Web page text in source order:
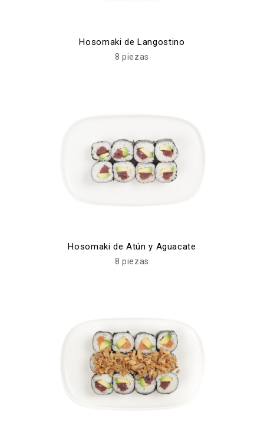
Hosomaki de Langostino
8 piezas
Hosomaki de Atún y Aguacate
8 piezas